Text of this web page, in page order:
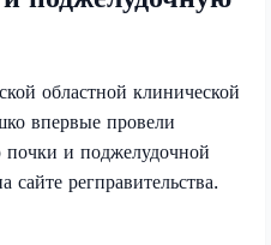
областной клинической
впервые провели
почки и поджелудочной
регправительства.